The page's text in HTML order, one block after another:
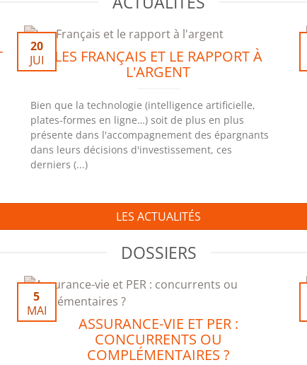
LES FRANÇAIS ET LE RAPPORT À
L'ARGENT
20
JUI
Bien que la technologie (intelligence artificielle,
plates-formes en ligne…) soit de plus en plus
présente dans l'accompagnement des épargnants
dans leurs décisions d'investissement, ces
derniers (...)
LES ACTUALITÉS
DOSSIERS
ASSURANCE-VIE ET PER :
CONCURRENTS OU
COMPLÉMENTAIRES ?
5
MAI